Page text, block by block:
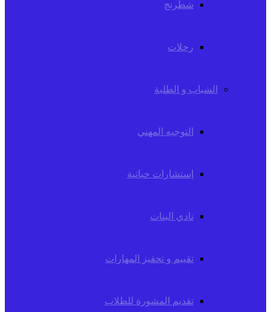
شطرنج
رحلات
الشباب و الطلبة
التوجيه المهني
إستشارات حياتية
نادي البنات
تقييم و تحفيز المهارات
تقديم المشورة للطلاب